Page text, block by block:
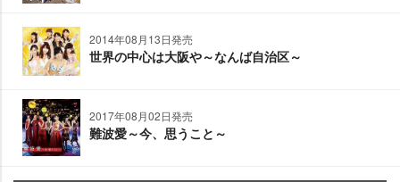
2014年08月13日発売
世界の中心は大阪や～なんば自治区～
2017年08月02日発売
難波愛～今、思うこと～